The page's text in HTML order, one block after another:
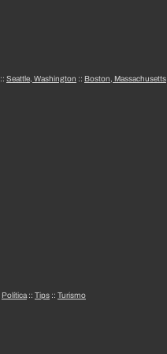
:: Seattle, Washington :: Boston, Massachusetts
Política :: Tips :: Turismo